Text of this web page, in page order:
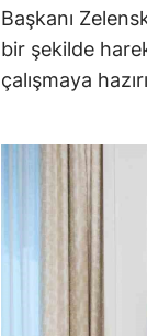
Başkanı
bir şekilde
çalışmaya